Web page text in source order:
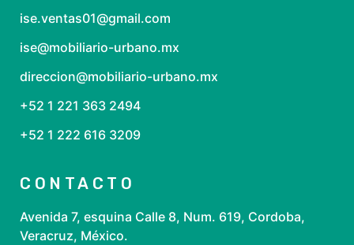
ise.ventas01@gmail.com
ise@mobiliario-urbano.mx
direccion@mobiliario-urbano.mx
+52 1 221 363 2494
+52 1 222 616 3209
CONTACTO
Avenida 7, esquina Calle 8, Num. 619, Cordoba,
Veracruz, México.